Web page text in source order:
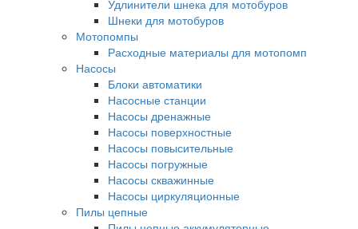
Удлинители шнека для мотобуров
Шнеки для мотобуров
Мотопомпы
Расходные материалы для мотопомп
Насосы
Блоки автоматики
Насосные станции
Насосы дренажные
Насосы поверхностные
Насосы повысительные
Насосы погружные
Насосы скважинные
Насосы циркуляционные
Пилы цепные